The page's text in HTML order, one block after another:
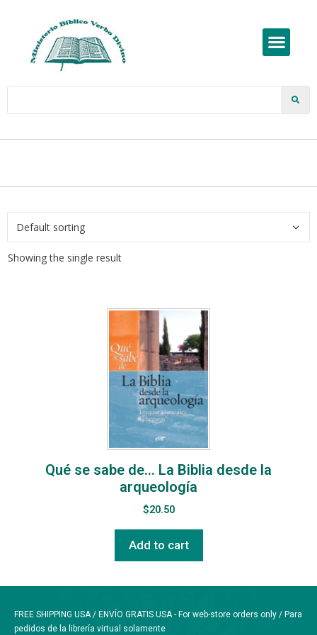
Showing the single result
Qué se sabe de… La Biblia desde la
arqueología
$20.50
Add to cart
FREE SHIPPING USA / ENVÍO GRATIS USA - For web-store orders only / Para
pedidos de la librería virtual solamente